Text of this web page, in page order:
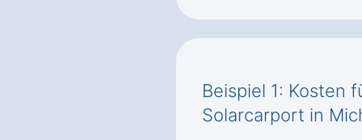
Beispiel 1: Kosten
Solarcarport in